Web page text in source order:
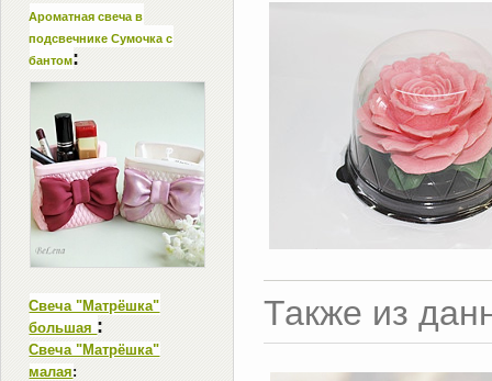
Также из
Ароматная свеча в
подсвечнике Сумочка с
бантом:
Свеча "Матрёшка"
большая :
Свеча "Матрёшка"
малая: